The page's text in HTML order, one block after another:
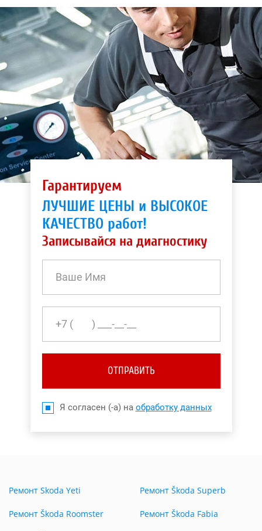
Гарантируем
ЛУЧШИЕ ЦЕНЫ и ВЫСОКОЕ
КАЧЕСТВО работ!
Записывайся на диагностику
ОТПРАВИТЬ
Я согласен (-а) на обработку данных
Ремонт Skoda Yeti
Ремонт Škoda Roomster
Ремонт Škoda Superb
Ремонт Škoda Fabia